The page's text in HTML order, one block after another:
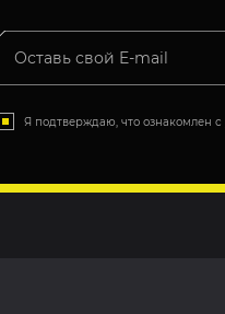
Я подтверждаю, что ознакомлен с